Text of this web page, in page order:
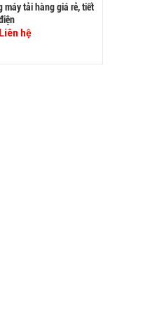
máy tải hàng giá rẻ, tiết
Liên hệ